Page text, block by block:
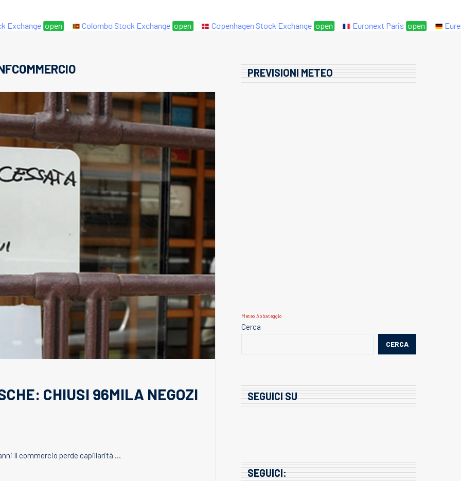
open Colombo Stock Exchange open Copenhagen Stock Exchange open Euronext Paris open Eurex
CHIUSI 96MILA NEGOZI
Il commercio perde capillarità …
PREVISIONI METEO
Meteo Abbateggio
Cerca
CERCA
SEGUICI SU
SEGUICI: